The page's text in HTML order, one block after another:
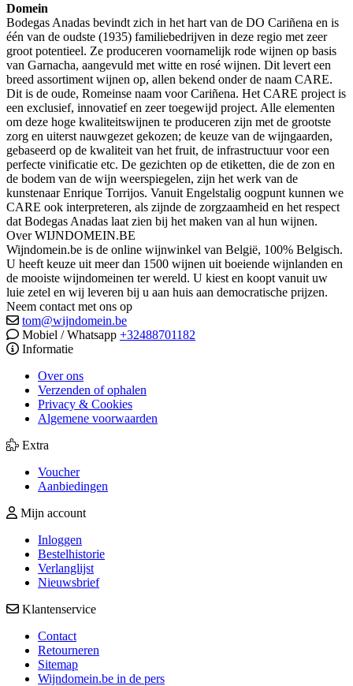
Domein
Bodegas Anadas bevindt zich in het hart van de DO Cariñena en is
één van de oudste (1935) familiebedrijven in deze regio met zeer
groot potentieel. Ze produceren voornamelijk rode wijnen op basis
van Garnacha, aangevuld met witte en rosé wijnen. Dit levert een
breed assortiment wijnen op, allen bekend onder de naam CARE.
Dit is de oude, Romeinse naam voor Cariñena. Het CARE project is
een exclusief, innovatief en zeer toegewijd project. Alle elementen
om deze hoge kwaliteitswijnen te produceren zijn met de grootste
zorg en uiterst nauwgezet gekozen; de keuze van de wijngaarden,
gebaseerd op de kwaliteit van het fruit, de infrastructuur voor een
perfecte vinificatie etc. De gezichten op de etiketten, die de zon en
de bodem van de wijn weerspiegelen, zijn het werk van de
kunstenaar Enrique Torrijos. Vanuit Engelstalig oogpunt kunnen we
CARE ook interpreteren, als zijnde de zorgzaamheid en het respect
dat Bodegas Anadas laat zien bij het maken van al hun wijnen.
Over WIJNDOMEIN.BE
Wijndomein.be is de online wijnwinkel van België, 100% Belgisch.
U heeft keuze uit meer dan 1500 wijnen uit boeiende wijnlanden en
de mooiste wijndomeinen ter wereld. U kiest en koopt vanuit uw
luie zetel en wij leveren bij u aan huis aan democratische prijzen.
Neem contact met ons op
tom@wijndomein.be
Mobiel / Whatsapp +32488701182
Informatie
Over ons
Verzenden of ophalen
Privacy & Cookies
Algemene voorwaarden
Extra
Voucher
Aanbiedingen
Mijn account
Inloggen
Bestelhistorie
Verlanglijst
Nieuwsbrief
Klantenservice
Contact
Retourneren
Sitemap
Wijndomein.be in de pers